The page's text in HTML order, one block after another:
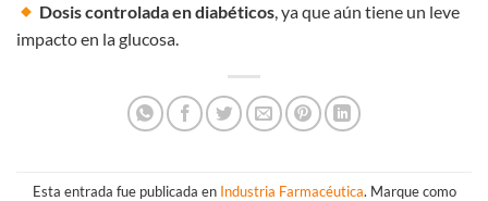
Dosis controlada en diabéticos, ya que aún tiene un leve
impacto en la glucosa.
Esta entrada fue publicada en Industria Farmacéutica. Marque como